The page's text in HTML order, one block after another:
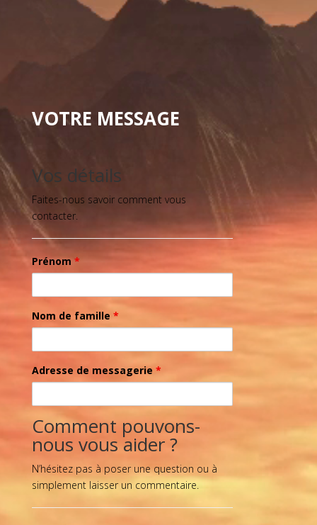
VOTRE MESSAGE
Vos détails
Faites-nous savoir comment vous
contacter.
Prénom*
Nom de famille *
Adresse de messagerie *
Comment pouvons-
nous vous aider ?
N’hésitez pas à poser une question ou à
simplement laisser un commentaire.